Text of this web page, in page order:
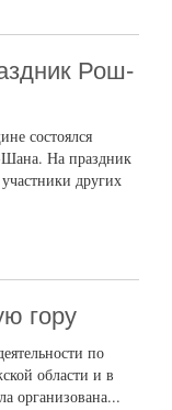
Рош-
состоялся
На праздник
других
гору
по
области и в
организована...